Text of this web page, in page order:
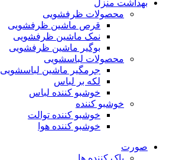
بهداشت منزل
محصولات ظرفشویی
قرص ماشین ظرفشویی
نمک ماشین ظرفشویی
بوگیر ماشین ظرفشویی
محصولات لباسشویی
جرمگیر ماشین لباسشویی
لکه بر لباس
خوشبو کننده لباس
خوشبو کننده
خوشبو کننده توالت
خوشبو کننده هوا
صورت
پاک کننده ها